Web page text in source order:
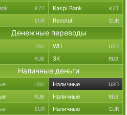
KZT Kaspi Bank KZT
EUR Revolut EUR
Денежные переводы
USD WU USD
RUB ЗК RUB
Наличные деньги
USD Наличные USD
RUB Наличные RUB
EUR Наличные EUR